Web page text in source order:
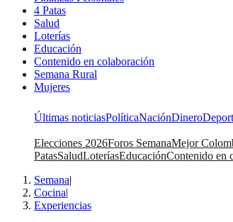
4 Patas
Salud
Loterías
Educación
Contenido en colaboración
Semana Rural
Mujeres
Últimas noticiasPolíticaNaciónDinero
Elecciones 2026Foros SemanaMejor
PatasSaludLoteríasEducaciónContenido en
Semana|
Cocina|
Experiencias